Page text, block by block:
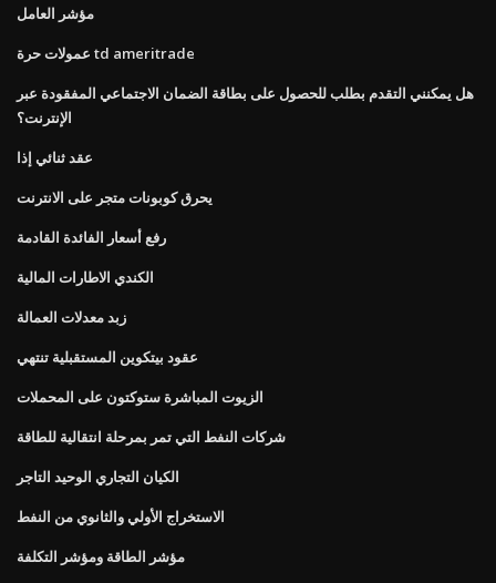
مؤشر العامل
عمولات حرة td ameritrade
هل يمكنني التقدم بطلب للحصول على بطاقة الضمان الاجتماعي المفقودة عبر
الإنترنت؟
عقد ثنائي إذا
يحرق كوبونات متجر على الانترنت
رفع أسعار الفائدة القادمة
الكندي الاطارات المالية
زبد معدلات العمالة
عقود بيتكوين المستقبلية تنتهي
الزيوت المباشرة ستوكتون على المحملات
شركات النفط التي تمر بمرحلة انتقالية للطاقة
الكيان التجاري الوحيد التاجر
الاستخراج الأولي والثانوي من النفط
مؤشر الطاقة ومؤشر التكلفة